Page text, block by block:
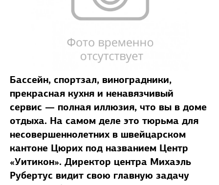
Бассейн, спортзал, виноградники,
прекрасная кухня и ненавязчивый
сервис — полная иллюзия, что вы в доме
отдыха. На самом деле это тюрьма для
несовершеннолетних в швейцарском
кантоне Цюрих под названием Центр
«Уитикон». Директор центра Михаэль
Рубертус видит свою главную задачу